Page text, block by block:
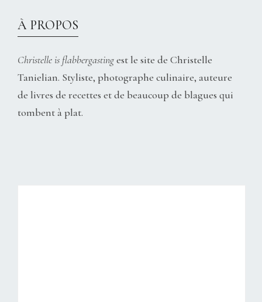
À PROPOS
Christelle is flabbergastingest le site de Christelle
Tanielian. Styliste, photographe culinaire, auteure
de livres de recettes et de beaucoup de blagues qui
tombent à plat.